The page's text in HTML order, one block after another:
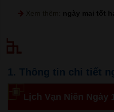
ngày mai tốt
1. Thông tin chi tiết
Lịch Vạn Niên Ngày